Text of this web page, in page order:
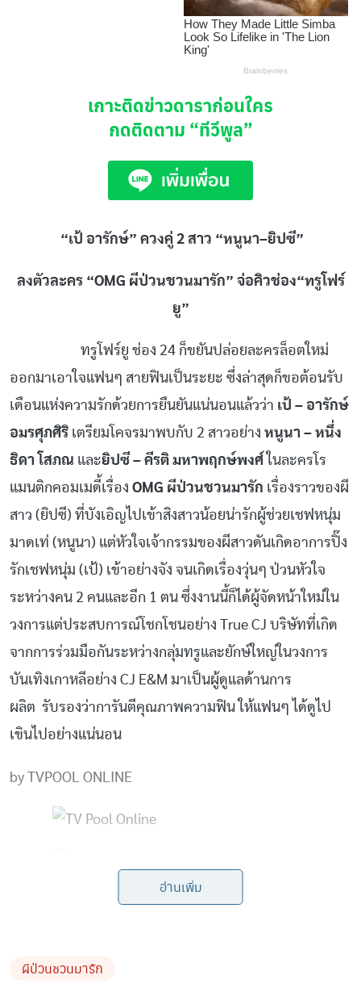
เกาะติดข่าวดาราก่อนใคร
กดติดตาม “ทีวีพูล”
“เป้ อารักษ์” ควงคู่ 2 สาว “หนูนา–ยิปซี”
ลงตัวละคร “OMG ผีป่วนชวนมารัก” จ่อคิวช่อง“ทรูโฟร์
ยู”
ทรูโฟร์ยู ช่อง 24 ก็ขยันปล่อยละครล็อตใหม่
ออกมาเอาใจแฟนๆ สายฟินเป็นระยะ ซึ่งล่าสุดก็ขอต้อนรับ
เดือนแห่งความรักด้วยการยืนยันแน่นอนแล้วว่า เป้ – อารักษ์
อมรศุภศิริ เตรียมโคจรมาพบกับ 2 สาวอย่าง หนูนา – หนึ่ง
ธิดา โสภณ และยิปซี – คีรติ มหาพฤกษ์พงศ์ ในละครโร
แมนติกคอมเมดี้เรื่อง OMG ผีป่วนชวนมารัก เรื่องราวของผี
สาว (ยิปซี) ที่บังเอิญไปเข้าสิงสาวน้อยน่ารักผู้ช่วยเชฟหนุ่ม
มาดเท่ (หนูนา) แต่หัวใจเจ้ากรรมของผีสาวดันเกิดอาการปิ๊ง
รักเชฟหนุ่ม (เป้) เข้าอย่างจัง จนเกิดเรื่องวุ่นๆ ป่วนหัวใจ
ระหว่างคน 2 คนและอีก 1 ตน ซึ่งงานนี้ก็ได้ผู้จัดหน้าใหม่ใน
วงการแต่ประสบการณ์โชกโชนอย่าง
True CJ บริษัทที่เกิด
จากการร่วมมือกันระหว่างกลุ่มทรูและยักษ์ใหญ่ในวงการ
บันเทิงเกาหลีอย่าง CJ E&M มาเป็นผู้ดูแลด้านการ
ผลิต รับรองว่าการันตีคุณภาพความฟิน ให้แฟนๆ ได้ดูไป
เขินไปอย่างแน่นอน
by TVPOOL ONLINE
อ่านเพิ่ม
ผีป่วนชวนมารัก